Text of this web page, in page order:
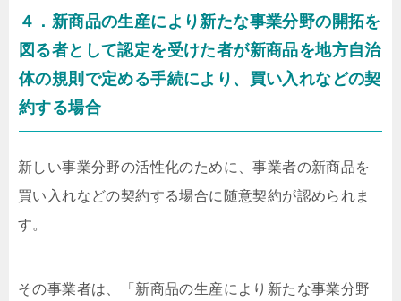
４．新商品の生産により新たな事業分野の開拓を
図る者として認定を受けた者が新商品を地方自治
体の規則で定める手続により、買い入れなどの契
約する場合
新しい事業分野の活性化のために、事業者の新商品を
買い入れなどの契約する場合に随意契約が認められま
す。
その事業者は、「新商品の生産により新たな事業分野